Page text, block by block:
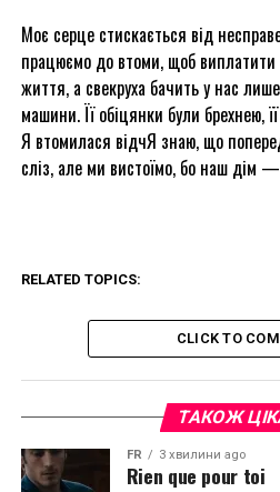
Моє серце стискається від
працюємо до втоми, щоб виплатити
життя, а свекруха бачить у нас
машини. Її обіцянки були брехнею,
Я втомилася відчЯ знаю, що
сліз, але ми вистоїмо, бо наш дім
RELATED TOPICS:
CLICK TO
ТАКОЖ
FR 3 хвилини ago
Rien que pour toi